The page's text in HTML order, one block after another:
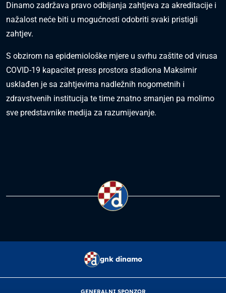
Dinamo zadržava pravo odbijanja zahtjeva za akreditacije i
nažalost neće biti u mogućnosti odobriti svaki pristigli
zahtjev.
S obzirom na epidemiološke mjere u svrhu zaštite od virusa
COVID-19 kapacitet press prostora stadiona Maksimir
usklađen je sa zahtjevima nadležnih nogometnih i
zdravstvenih institucija te time znatno smanjen pa molimo
sve predstavnike medija za razumijevanje.
gnk dinamo
GENERALNI SPONZOR